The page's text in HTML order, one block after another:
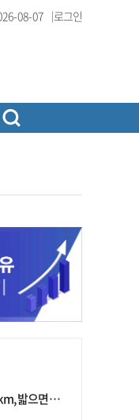
08-07 로그인
XC60 T8의 두 얼굴